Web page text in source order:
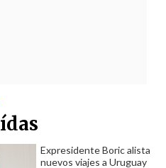
Expresidente Boric alista
nuevos viajes a Uruguay